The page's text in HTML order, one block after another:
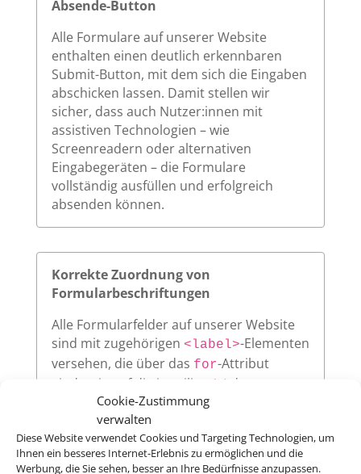
Cookie-Zustimmung
verwalten
Diese Website verwendet Cookies und Targeting Technologien, um
Ihnen ein besseres Internet-Erlebnis zu ermöglichen und die
Werbung, die Sie sehen, besser an Ihre Bedürfnisse anzupassen.
Absende-Button
Alle Formulare auf unserer Website
enthalten einen deutlich erkennbaren
Submit-Button, mit dem sich die Eingaben
abschicken lassen. Damit stellen wir
sicher, dass auch Nutzer:innen mit
assistiven Technologien – wie
Screenreadern oder alternativen
Eingabegeräten – die Formulare
vollständig ausfüllen und erfolgreich
absenden können.
Korrekte Zuordnung von
Formularbeschriftungen
Alle Formularfelder auf unserer Website
sind mit zugehörigen <label>-Elementen
versehen, die über das for-Attribut
eindeutig auf die jeweilige
des
Eingabefeldes verweisen. Diese klare
Zuordnung verbessert die
Nutzerfreundlichkeit und sorgt dafür,
dass assistive Technologien wie